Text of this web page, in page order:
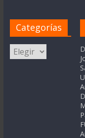
Categorías
Categorías